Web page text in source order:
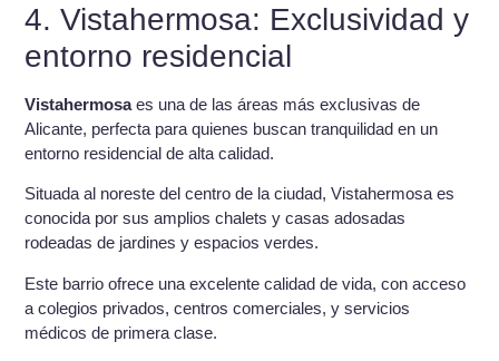
4. Vistahermosa: Exclusividad y
entorno residencial
Vistahermosaes una de las áreas más exclusivas de
Alicante, perfecta para quienes buscan tranquilidad en un
entorno residencial de alta calidad.
Situada al noreste del centro de la ciudad, Vistahermosa es
conocida por sus amplios chalets y casas adosadas
rodeadas de jardines y espacios verdes.
Este barrio ofrece una excelente calidad de vida, con acceso
a colegios privados, centros comerciales, y servicios
médicos de primera clase.